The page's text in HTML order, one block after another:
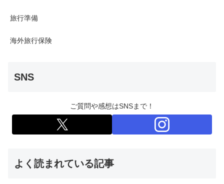
旅行準備
海外旅行保険
SNS
ご質問や感想はSNSまで！
よく読まれている記事